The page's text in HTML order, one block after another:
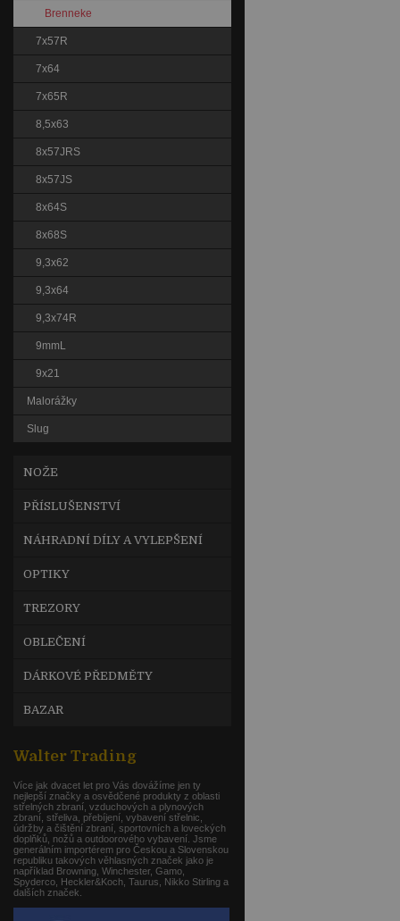
Brenneke
7x57R
7x64
7x65R
8,5x63
8x57JRS
8x57JS
8x64S
8x68S
9,3x62
9,3x64
9,3x74R
9mmL
9x21
Malorážky
Slug
NOŽE
PŘÍSLUŠENSTVÍ
NÁHRADNÍ DÍLY A VYLEPŠENÍ
OPTIKY
TREZORY
OBLEČENÍ
DÁRKOVÉ PŘEDMĚTY
BAZAR
Walter Trading
Více jak dvacet let pro Vás dovážíme jen ty
nejlepší značky a osvědčené produkty z oblasti
střelných zbraní, vzduchových a plynových
zbraní, střeliva, přebíjení, vybavení střelnic,
údržby a čištění zbraní, sportovních a loveckých
doplňků, nožů a outdoorového vybavení. Jsme
generálním importérem pro Českou a Slovenskou
republiku takových věhlasných značek jako je
například Browning, Winchester, Gamo,
Spyderco, Heckler&Koch, Taurus, Nikko Stirling a
dalších značek.